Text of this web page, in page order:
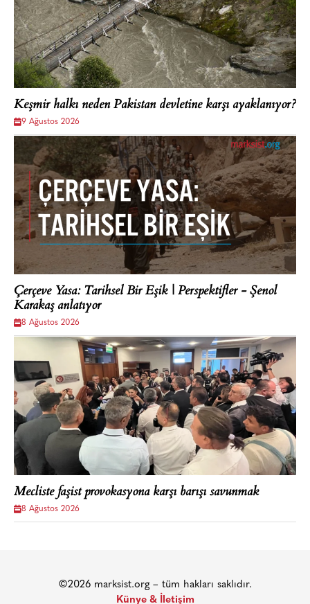
Keşmir halkı neden Pakistan devletine karşı ayaklanıyor?
9 Ağustos 2026
Çerçeve Yasa: Tarihsel Bir Eşik | Perspektifler - Şenol
Karakaş anlatıyor
8 Ağustos 2026
Mecliste faşist provokasyona karşı barışı savunmak
8 Ağustos 2026
©2026 marksist.org – tüm hakları saklıdır.
Künye & İletişim